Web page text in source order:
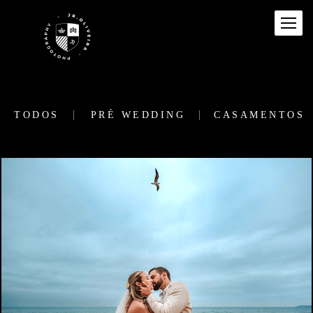
TODOS PRÉ WEDDING CASAMENTOS
96 0